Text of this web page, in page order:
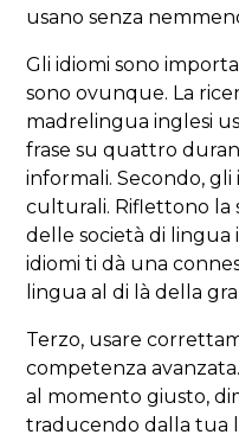
usano senza
Gli idiomi sono
sono ovunque. La
madrelingua inglesi
frase su quattro
informali. Secondo,
culturali. Riflettono la
delle società di lingua
idiomi ti dà una
lingua al di là della
Terzo, usare
competenza
al momento giusto,
traducendo dalla tua